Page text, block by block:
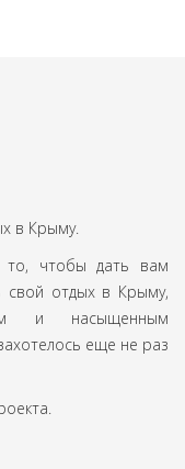
в Крыму.
то, чтобы дать вам
отдых в Крыму,
и насыщенным
еще не раз